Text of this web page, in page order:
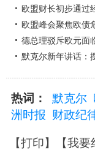
欧盟财长初步通过
欧盟峰会聚焦欧债
德总理驳斥欧元面
默克尔新年讲话：
热词： 默克尔
洲时报 财政纪
【打印】【我要